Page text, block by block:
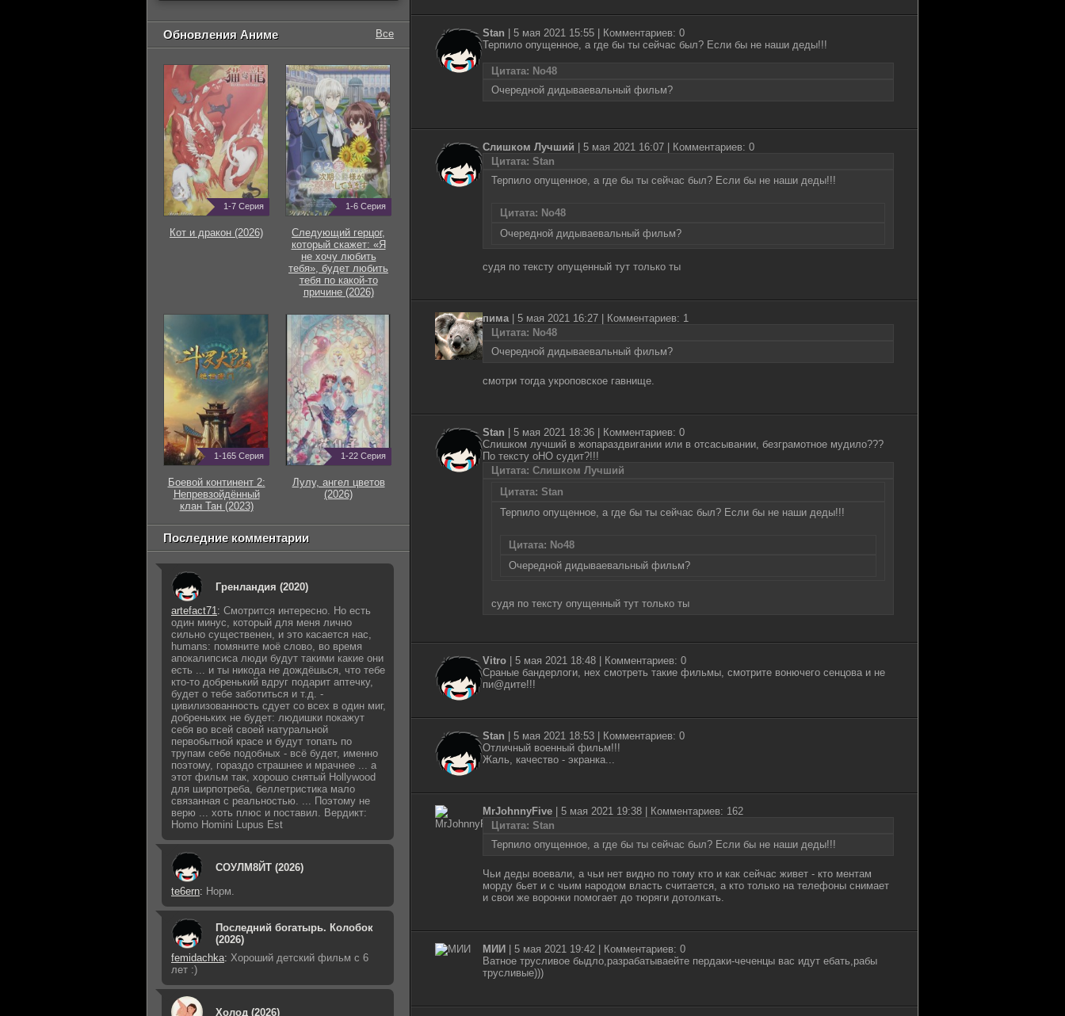
Stan 5 мая 2021 15:55
| Комментариев: 0
Терпило опущенное, а где бы ты сейчас был? Если бы не наши деды!!!
Цитата: No48
Очередной дидываевальный фильм?
Слишком Лучший 5 мая 2021 16:07
| Комментариев: 0
Цитата: Stan
Терпило опущенное, а где бы ты сейчас был? Если бы не наши деды!!!
Цитата: No48
Очередной дидываевальный фильм?
судя по тексту опущенный тут только ты
пима| 5 мая 2021 16:27
| Комментариев: 1
Цитата: No48
Очередной дидываевальный фильм?
смотри тогда укроповское гавнище.
Stan 5 мая 2021 18:36
| Комментариев: 0
Слишком лучший в жопараздвигании или в отсасывании, безграмотное мудило???
По тексту оНО судит?!!!
Цитата: Слишком Лучший
Цитата: Stan
Терпило опущенное, а где бы ты сейчас был? Если бы не наши деды!!!
Цитата: No48
Очередной дидываевальный фильм?
судя по тексту опущенный тут только ты
Vitro 5 мая 2021 18:48
| Комментариев: 0
Сраные бандерлоги, нех смотреть такие фильмы, смотрите вонючего сенцова и не
пи@дите!!!
Stan 5 мая 2021 18:53
| Комментариев: 0
Отличный военный фильм!!!
Жаль, качество - экранка...
MrJohnnyFive 5 мая 2021 19:38
| Комментариев: 162
Цитата: Stan
Терпило опущенное, а где бы ты сейчас был? Если бы не наши деды!!!
Чьи деды воевали, а чьи нет видно по тому кто и как сейчас живет - кто ментам
морду бьет и с чьим народом власть считается, а кто только на телефоны снимает
и свои же воронки помогает до тюряги дотолкать.
МИИ 5 мая 2021 19:42
| Комментариев: 0
Ватное трусливое быдло,разрабатываейте пердаки-чеченцы вас идут ебать,рабы
трусливые)))
Обновления Аниме Все
1-7 Серия
Кот и дракон (2026)
1-6 Серия
Следующий герцог,
который скажет: «Я
не хочу любить
тебя», будет любить
тебя по какой-то
причине (2026)
1-165 Серия
Боевой континент 2:
Непревзойдённый
клан Тан (2023)
1-22 Серия
Лулу, ангел цветов
(2026)
Последние комментарии
Гренландия (2020)
artefact71: Смотрится интересно. Но есть
один минус, который для меня лично
сильно существенен, и это касается нас,
humans: помяните моё слово, во время
апокалипсиса люди будут такими какие они
есть ... и ты никода не дождёшься, что тебе
кто-то добренький вдруг подарит аптечку,
будет о тебе заботиться и т.д. -
цивилизованность сдует со всех в один миг,
добреньких не будет: людишки покажут
себя во всей своей натуральной
первобытной красе и будут топать по
трупам себе подобных - всё будет, именно
поэтому, гораздо страшнее и мрачнее ... а
этот фильм так, хорошо снятый Hollywood
для ширпотреба, беллетристика мало
связанная с реальностью. ... Поэтому не
верю ... хоть плюс и поставил. Вердикт:
Homo Homini Lupus Est
СОУЛМ8ЙТ (2026)
te6ern: Норм.
Последний богатырь. Колобок
(2026)
femidachka: Хороший детский фильм с 6
лет :)
Холод (2026)